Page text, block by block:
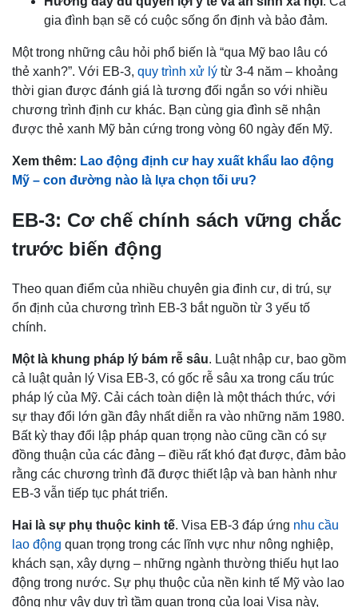
gia đình bạn sẽ có cuộc sống ổn định và bảo đảm.
Một trong những câu hỏi phổ biến là “qua Mỹ bao lâu có
thẻ xanh?”. Với EB-3, quy trình xử lý từ 3-4 năm – khoảng
thời gian được đánh giá là tương đối ngắn so với nhiều
chương trình định cư khác. Bạn cùng gia đình sẽ nhận
được thẻ xanh Mỹ bản cứng trong vòng 60 ngày đến Mỹ.
Xem thêm: Lao động định cư hay xuất khẩu lao động
Mỹ – con đường nào là lựa chọn tối ưu?
EB-3: Cơ chế chính sách vững chắc
trước biến động
Theo quan điểm của nhiều chuyên gia đinh cư, di trú, sự
ổn định của chương trình EB-3 bắt nguồn từ 3 yếu tố
chính.
Một là khung pháp lý bám rễ sâu. Luật nhập cư, bao gồm
cả luật quản lý Visa EB-3, có gốc rễ sâu xa trong cấu trúc
pháp lý của Mỹ. Cải cách toàn diện là một thách thức, với
sự thay đổi lớn gần đây nhất diễn ra vào những năm 1980.
Bất kỳ thay đổi lập pháp quan trọng nào cũng cần có sự
đồng thuận của các đảng – điều rất khó đạt được, đảm bảo
rằng các chương trình đã được thiết lập và ban hành như
EB-3 vẫn tiếp tục phát triển.
Hai là sự phụ thuộc kinh tế. Visa EB-3 đáp ứng nhu cầu
lao động quan trọng trong các lĩnh vực như nông nghiệp,
khách sạn, xây dựng – những ngành thường thiếu hụt lao
động trong nước. Sự phụ thuộc của nền kinh tế Mỹ vào lao
động như vậy duy trì tầm quan trọng của loại Visa này,